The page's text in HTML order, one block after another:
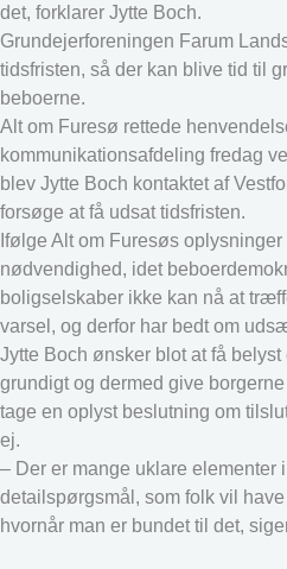
det, forklarer Jytte Boch.
Grundejerforeningen Farum
tidsfristen, så der kan blive tid til
beboerne.
Alt om Furesø rettede
kommunikationsafdeling fredag
blev Jytte Boch kontaktet af
forsøge at få udsat tidsfristen.
Ifølge Alt om Furesøs
nødvendighed, idet
boligselskaber ikke kan nå at
varsel, og derfor har bedt om
Jytte Boch ønsker blot at få
grundigt og dermed give
tage en oplyst beslutning om
ej.
– Der er mange uklare elementer
detailspørgsmål, som folk vil
hvornår man er bundet til det,